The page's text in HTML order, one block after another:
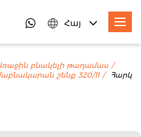
Հայ
բնակելի թաղամաս
շենք 320/11
Հարկ